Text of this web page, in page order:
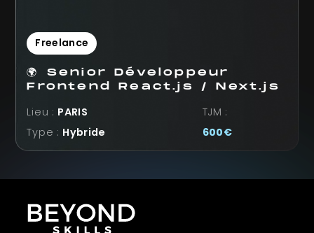
Freelance
🌍 Senior Développeur
Frontend React.js / Next.js
Lieu : PARIS
Type : Hybride
TJM :
600€